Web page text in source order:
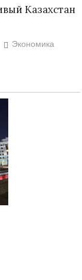
Казахстан
Экономика